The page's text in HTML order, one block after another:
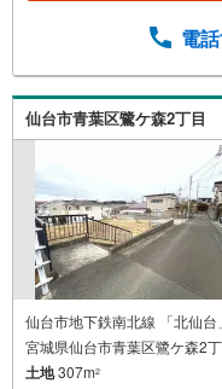
ちろん、ご購入
ッズスペースも
越しください。
日 ※店舗により
どうぞお気軽に
電
仙台市青葉区鷺ケ森2丁目
仙台市地下鉄南北線 「北仙
宮城県仙台市青葉区鷺ケ森2
土地307m2